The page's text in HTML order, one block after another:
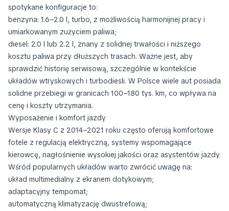
spotykane konfiguracje to:
benzyna: 1.6–2.0 l, turbo, z możliwością harmonijnej pracy i
umiarkowanym zużyciem paliwa;
diesel: 2.0 l lub 2.2 l, znany z solidnej trwałości i niższego
kosztu paliwa przy dłuższych trasach. Ważne jest, aby
sprawdzić historię serwisową, szczególnie w kontekście
układów wtryskowych i turbodiesli. W Polsce wiele aut posiada
solidne przebiegi w granicach 100–180 tys. km, co wpływa na
cenę i koszty utrzymania.
Wyposażenie i komfort jazdy
Wersje Klasy C z 2014–2021 roku często oferują komfortowe
fotele z regulacją elektryczną, systemy wspomagające
kierowcę, nagłośnienie wysokiej jakości oraz asystentów jazdy.
Wśród popularnych układów warto zwrócić uwagę na:
układ multimedialny z ekranem dotykowym;
adaptacyjny tempomat;
automatyczną klimatyzację dwustrefową;